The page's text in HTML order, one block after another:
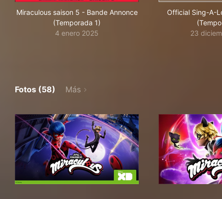
Miraculous saison 5 - Bande Annonce
(Temporada 1)
4 enero 2025
Official Sing-A-
23
Fotos (58) Más